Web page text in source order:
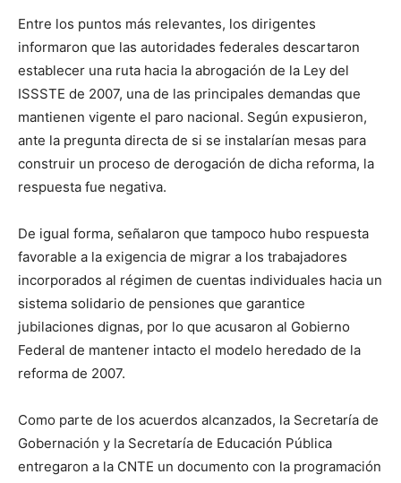
Entre los puntos más relevantes, los dirigentes
informaron que las autoridades federales descartaron
establecer una ruta hacia la abrogación de la Ley del
ISSSTE de 2007, una de las principales demandas que
mantienen vigente el paro nacional. Según expusieron,
ante la pregunta directa de si se instalarían mesas para
construir un proceso de derogación de dicha reforma, la
respuesta fue negativa.
De igual forma, señalaron que tampoco hubo respuesta
favorable a la exigencia de migrar a los trabajadores
incorporados al régimen de cuentas individuales hacia un
sistema solidario de pensiones que garantice
jubilaciones dignas, por lo que acusaron al Gobierno
Federal de mantener intacto el modelo heredado de la
reforma de 2007.
Como parte de los acuerdos alcanzados, la Secretaría de
Gobernación y la Secretaría de Educación Pública
entregaron a la CNTE un documento con la programación